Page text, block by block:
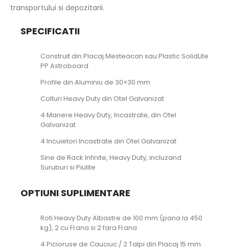
transportului si depozitarii.
SPECIFICATII
Construit din Placaj Mesteacan sau Plastic SolidLite
PP Astroboard
Profile din Aluminiu de 30×30 mm
Colturi Heavy Duty din Otel Galvanizat
4 Manere Heavy Duty, Incastrate, din Otel
Galvanizat
4 Incuietori Incastrate din Otel Galvanizat
Sine de Rack Infinite, Heavy Duty, incluzand
Suruburi si Piulite
OPTIUNI SUPLIMENTARE
Roti Heavy Duty Albastre de 100 mm (pana la 450
kg), 2 cu Frana si 2 fara Frana
4 Picioruse de Cauciuc / 2 Talpi din Placaj 15 mm